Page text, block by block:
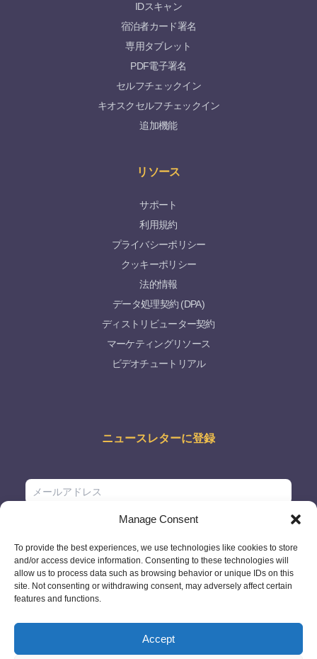
Manage Consent
To provide the best experiences, we use technologies like cookies to store
and/or access device information. Consenting to these technologies will
allow us to process data such as browsing behavior or unique IDs on this
site. Not consenting or withdrawing consent, may adversely affect certain
features and functions.
Accept
IDスキャン
宿泊者カード署名
専用タブレット
PDF電子署名
セルフチェックイン
キオスクセルフチェックイン
追加機能
リソース
サポート
利用規約
プライバシーポリシー
クッキーポリシー
法的情報
データ処理契約 (DPA)
ディストリビューター契約
マーケティングリソース
ビデオチュートリアル
ニュースレターに登録